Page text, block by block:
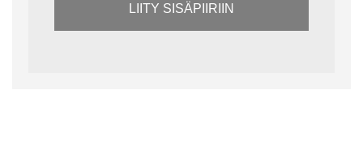
LIITY SISÄPIIRIIN